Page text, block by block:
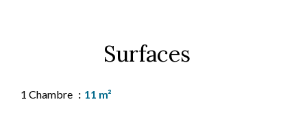
Surfaces
1 Chambre 11 m²